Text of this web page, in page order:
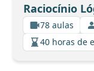
Raciocínio
78 aulas
40 horas de